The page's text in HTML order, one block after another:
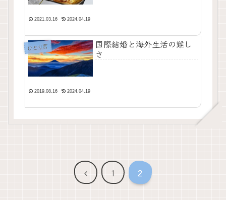
2021.03.16 2024.04.19
ひとり言
国際結婚と海外生活の難し
さ
2019.08.16 2024.04.19
前
1 2